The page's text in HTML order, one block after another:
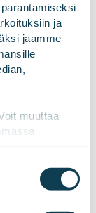
ja
jaamme
muuttaa
tuottaa
myös